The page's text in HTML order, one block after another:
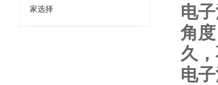
家选择
电
角
久
电